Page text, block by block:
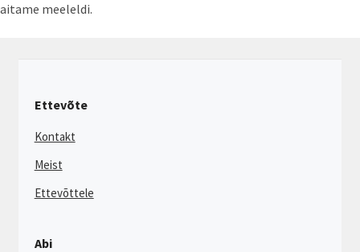
aitame meeleldi.
Ettevõte
Kontakt
Meist
Ettevõttele
Abi